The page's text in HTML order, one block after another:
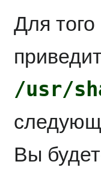
Для
/usr/
Вы